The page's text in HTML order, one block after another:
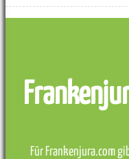
Für Frankenjura.com